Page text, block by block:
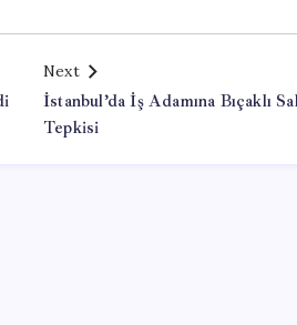
Next
İstanbul’da İş Adamına Bıçaklı
Tepkisi